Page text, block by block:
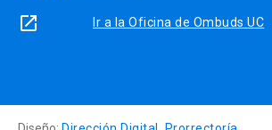
launch Ir a la Oficina de Ombuds UC